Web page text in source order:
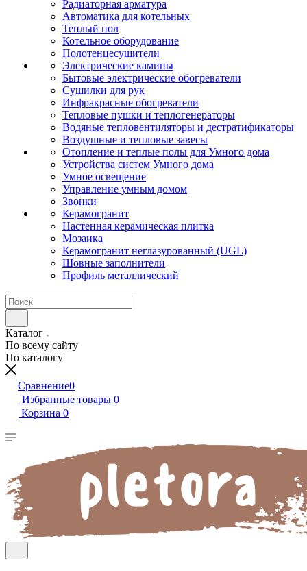
Радиаторная арматура
Автоматика для котельных
Теплый пол
Котельное оборудование
Полотенцесушители
Электрические камины
Бытовые электрические обогреватели
Сушилки для рук
Инфракрасные обогреватели
Тепловые пушки и теплогенераторы
Водяные тепловентиляторы и дестратификаторы
Воздушные и тепловые завесы
Отопление и теплые полы для Умного дома
Устройства систем Умного дома
Умное освещение
Управление умным домом
Звонки
Керамогранит
Настенная керамическая плитка
Мозаика
Керамогранит неглазурованный (UGL)
Шовные заполнители
Профиль металлический
Каталог
По всему сайту
По каталогу
Сравнение0
Избранные товары 0
Корзина 0